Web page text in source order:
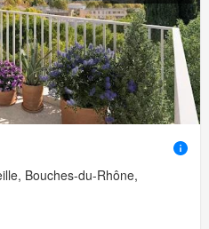
Bouches-du-Rhône,